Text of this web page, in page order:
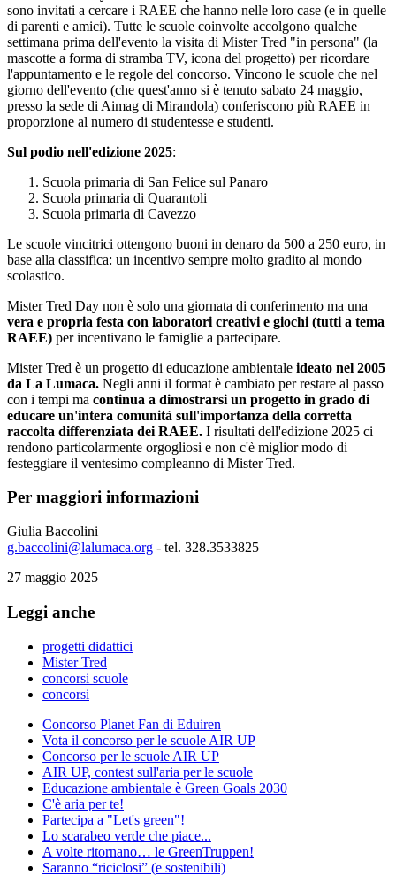
sono invitati a cercare i RAEE che hanno nelle loro case (e in quelle
di parenti e amici). Tutte le scuole coinvolte accolgono qualche
settimana prima dell'evento la visita di Mister Tred "in persona" (la
mascotte a forma di stramba TV, icona del progetto) per ricordare
l'appuntamento e le regole del concorso. Vincono le scuole che nel
giorno dell'evento (che quest'anno si è tenuto sabato 24 maggio,
presso la sede di Aimag di Mirandola) conferiscono più RAEE in
proporzione al numero di studentesse e studenti.
Sul podio nell'edizione 2025:
Scuola primaria di San Felice sul Panaro
Scuola primaria di Quarantoli
Scuola primaria di Cavezzo
Le scuole vincitrici ottengono buoni in denaro da 500 a 250 euro, in
base alla classifica: un incentivo sempre molto gradito al mondo
scolastico.
Mister Tred Day non è solo una giornata di conferimento ma una
vera e propria festa con laboratori creativi e giochi (tutti a tema
RAEE) per incentivano le famiglie a partecipare.
Mister Tred è un progetto di educazione ambientale ideato nel 2005
da La Lumaca. Negli anni il format è cambiato per restare al passo
con i tempi ma continua a dimostrarsi un progetto in grado di
educare un'intera comunità sull'importanza della corretta
raccolta differenziata dei RAEE. I risultati dell'edizione 2025 ci
rendono particolarmente orgogliosi e non c'è miglior modo di
festeggiare il ventesimo compleanno di Mister Tred.
Per maggiori informazioni
Giulia Baccolini
g.baccolini@lalumaca.org - tel. 328.3533825
27 maggio 2025
Leggi anche
progetti didattici
Mister Tred
concorsi scuole
concorsi
Concorso Planet Fan di Eduiren
Vota il concorso per le scuole AIR UP
Concorso per le scuole AIR UP
AIR UP, contest sull'aria per le scuole
Educazione ambientale è Green Goals 2030
C'è aria per te!
Partecipa a "Let's green"!
Lo scarabeo verde che piace...
A volte ritornano… le GreenTruppen!
Saranno “riciclosi” (e sostenibili)